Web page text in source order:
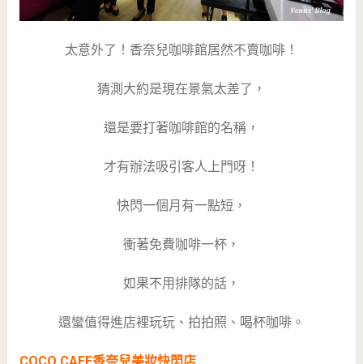
太意外了！香奈兒咖啡館居然不賣咖啡！
猜測大約是現在景氣太差了，
還是要打著咖啡館的名稱，
才有辦法吸引客人上門呀！
快閃一個月有一點短，
衝著免費咖啡一杯，
如果不用排隊的話，
還蠻值得進店裡玩玩、拍拍照、喝杯咖啡。